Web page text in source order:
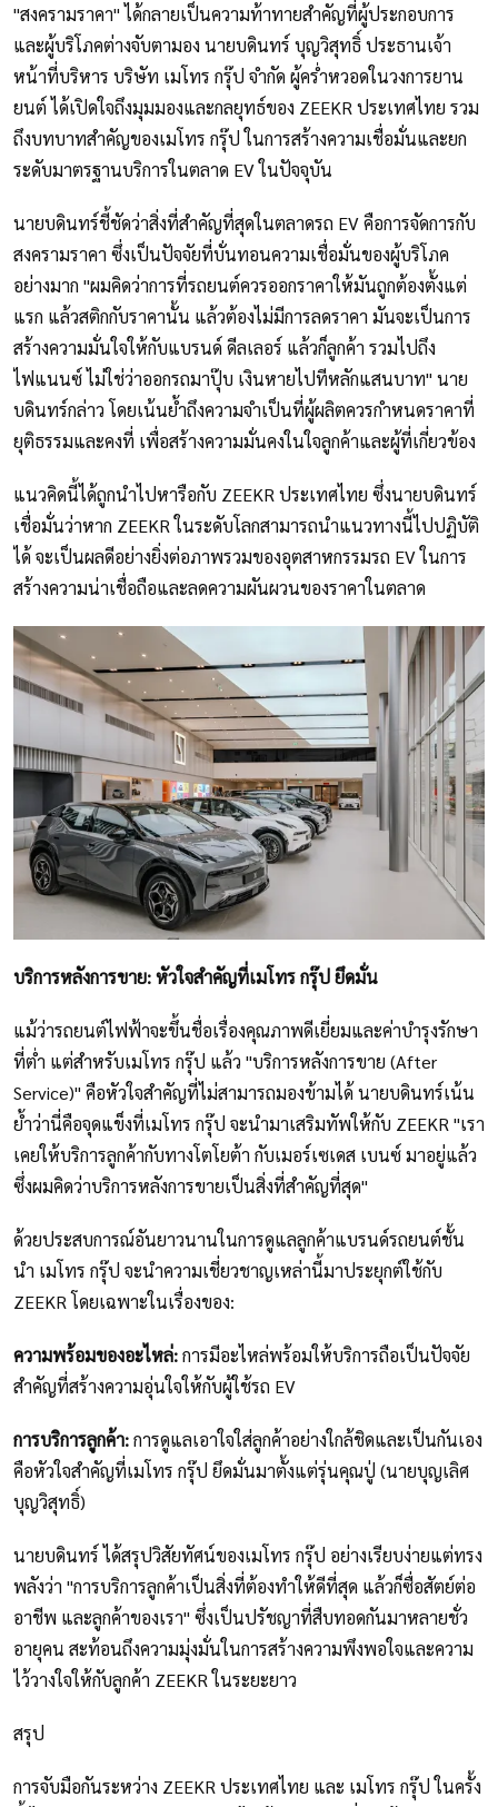
"สงครามราคา" ได้กลายเป็นความท้าทายสำคัญที่ผู้ประกอบการ
และผู้บริโภคต่างจับตามอง นายบดินทร์ บุญวิสุทธิ์ ประธานเจ้า
หน้าที่บริหาร บริษัท เมโทร กรุ๊ป จำกัด ผู้คร่ำหวอดในวงการยาน
ยนต์ ได้เปิดใจถึงมุมมองและกลยุทธ์ของ ZEEKR ประเทศไทย รวม
ถึงบทบาทสำคัญของเมโทร กรุ๊ป ในการสร้างความเชื่อมั่นและยก
ระดับมาตรฐานบริการในตลาด EV ในปัจจุบัน
นายบดินทร์ชี้ชัดว่าสิ่งที่สำคัญที่สุดในตลาดรถ EV คือการจัดการกับ
สงครามราคา ซึ่งเป็นปัจจัยที่บั่นทอนความเชื่อมั่นของผู้บริโภค
อย่างมาก "ผมคิดว่าการที่รถยนต์ควรออกราคาให้มันถูกต้องตั้งแต่
แรก แล้วสติกกับราคานั้น แล้วต้องไม่มีการลดราคา มันจะเป็นการ
สร้างความมั่นใจให้กับแบรนด์ ดีลเลอร์ แล้วก็ลูกค้า รวมไปถึง
ไฟแนนซ์ ไม่ใช่ว่าออกรถมาปุ๊บ เงินหายไปทีหลักแสนบาท" นาย
บดินทร์กล่าว โดยเน้นย้ำถึงความจำเป็นที่ผู้ผลิตควรกำหนดราคาที่
ยุติธรรมและคงที่ เพื่อสร้างความมั่นคงในใจลูกค้าและผู้ที่เกี่ยวข้อง
แนวคิดนี้ได้ถูกนำไปหารือกับ ZEEKR ประเทศไทย ซึ่งนายบดินทร์
เชื่อมั่นว่าหาก ZEEKR ในระดับโลกสามารถนำแนวทางนี้ไปปฏิบัติ
ได้ จะเป็นผลดีอย่างยิ่งต่อภาพรวมของอุตสาหกรรมรถ EV ในการ
สร้างความน่าเชื่อถือและลดความผันผวนของราคาในตลาด
บริการหลังการขาย: หัวใจสำคัญที่เมโทร กรุ๊ป ยึดมั่น
แม้ว่ารถยนต์ไฟฟ้าจะขึ้นชื่อเรื่องคุณภาพดีเยี่ยมและค่าบำรุงรักษา
ที่ต่ำ แต่สำหรับเมโทร กรุ๊ป แล้ว "บริการหลังการขาย (After
Service)" คือหัวใจสำคัญที่ไม่สามารถมองข้ามได้ นายบดินทร์เน้น
ย้ำว่านี่คือจุดแข็งที่เมโทร กรุ๊ป จะนำมาเสริมทัพให้กับ ZEEKR "เรา
เคยให้บริการลูกค้ากับทางโตโยต้า กับเมอร์เซเดส เบนซ์ มาอยู่แล้ว
ซึ่งผมคิดว่าบริการหลังการขายเป็นสิ่งที่สำคัญที่สุด"
ด้วยประสบการณ์อันยาวนานในการดูแลลูกค้าแบรนด์รถยนต์ชั้น
นำ เมโทร กรุ๊ป จะนำความเชี่ยวชาญเหล่านี้มาประยุกต์ใช้กับ
ZEEKR โดยเฉพาะในเรื่องของ:
ความพร้อมของอะไหล่:การมีอะไหล่พร้อมให้บริการถือเป็นปัจจัย
สำคัญที่สร้างความอุ่นใจให้กับผู้ใช้รถ EV
การบริการลูกค้า:การดูแลเอาใจใส่ลูกค้าอย่างใกล้ชิดและเป็นกันเอง
คือหัวใจสำคัญที่เมโทร กรุ๊ป ยึดมั่นมาตั้งแต่รุ่นคุณปู่ (นายบุญเลิศ
บุญวิสุทธิ์)
นายบดินทร์ ได้สรุปวิสัยทัศน์ของเมโทร กรุ๊ป อย่างเรียบง่ายแต่ทรง
พลังว่า "การบริการลูกค้าเป็นสิ่งที่ต้องทำให้ดีที่สุด แล้วก็ซื่อสัตย์ต่อ
อาชีพ และลูกค้าของเรา" ซึ่งเป็นปรัชญาที่สืบทอดกันมาหลายชั่ว
อายุคน สะท้อนถึงความมุ่งมั่นในการสร้างความพึงพอใจและความ
ไว้วางใจให้กับลูกค้า ZEEKR ในระยะยาว
สรุป
การจับมือกันระหว่าง ZEEKR ประเทศไทย และ เมโทร กรุ๊ป ในครั้ง